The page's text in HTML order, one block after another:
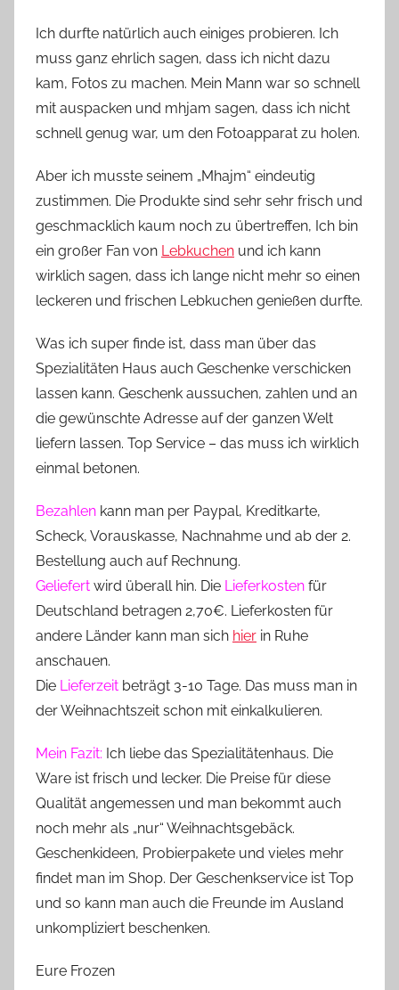
Ich durfte natürlich auch einiges probieren. Ich
muss ganz ehrlich sagen, dass ich nicht dazu
kam, Fotos zu machen. Mein Mann war so schnell
mit auspacken und mhjam sagen, dass ich nicht
schnell genug war, um den Fotoapparat zu holen.
Aber ich musste seinem „Mhajm“ eindeutig
zustimmen. Die Produkte sind sehr sehr frisch und
geschmacklich kaum noch zu übertreffen, Ich bin
ein großer Fan von Lebkuchen und ich kann
wirklich sagen, dass ich lange nicht mehr so einen
leckeren und frischen Lebkuchen genießen durfte.
Was ich super finde ist, dass man über das
Spezialitäten Haus auch Geschenke verschicken
lassen kann. Geschenk aussuchen, zahlen und an
die gewünschte Adresse auf der ganzen Welt
liefern lassen. Top Service – das muss ich wirklich
einmal betonen.
Bezahlen kann man per Paypal, Kreditkarte,
Scheck, Vorauskasse, Nachnahme und ab der 2.
Bestellung auch auf Rechnung.
Geliefert wird überall hin. Die Lieferkosten für
Deutschland betragen 2,70€. Lieferkosten für
andere Länder kann man sich hier in Ruhe
anschauen.
Die Lieferzeit beträgt 3-10 Tage. Das muss man in
der Weihnachtszeit schon mit einkalkulieren.
Mein Fazit: Ich liebe das Spezialitätenhaus. Die
Ware ist frisch und lecker. Die Preise für diese
Qualität angemessen und man bekommt auch
noch mehr als „nur“ Weihnachtsgebäck.
Geschenkideen, Probierpakete und vieles mehr
findet man im Shop. Der Geschenkservice ist Top
und so kann man auch die Freunde im Ausland
unkompliziert beschenken.
Eure Frozen